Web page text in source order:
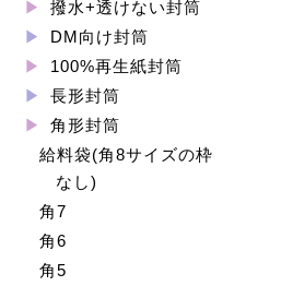
撥水+透けない封筒
DM向け封筒
100%再生紙封筒
長形封筒
角形封筒
給料袋(角8サイズの枠
なし)
角7
角6
角5